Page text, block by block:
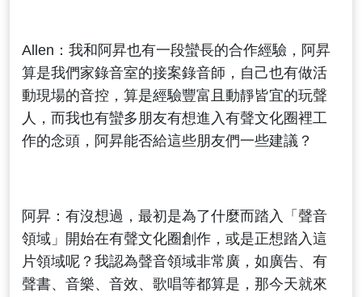
Allen：我和阿昇也有一段蠻長的合作經驗，阿昇
算是我們家錄音室的接案錄音師，自己也有做活
動現場的音控，算是經驗豐富且動靜皆宜的玩聲
人，而我也有蠻多朋友有想進入有聲文化圈裡工
作的念頭，阿昇能否給這些朋友們一些建議？
阿昇：有沒想過，最初是為了什麼而踏入「聲音
領域」開始在有聲文化圈創作，或是正想踏入這
片領域呢？我認為聲音領域非常廣，如廣告、有
聲書、音樂、音效、歌唱等都算是，那今天就來